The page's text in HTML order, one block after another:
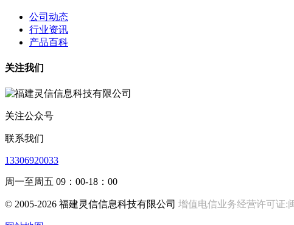
公司动态
行业资讯
产品百科
关注我们
关注公众号
联系我们
13306920033
周一至周五 09：00-18：00
© 2005-2026 福建灵信信息科技有限公司 增值电信业务经营许可证: